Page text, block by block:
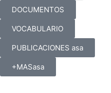
DOCUMENTOS
VOCABULARIO
PUBLICACIONES asa
+MASasa